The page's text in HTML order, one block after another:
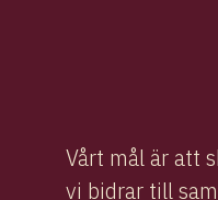
Vårt mål är att
vi bidrar till